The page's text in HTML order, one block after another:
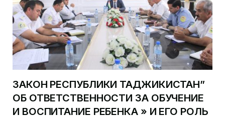
ЗАКОН РЕСПУБЛИКИ ТАДЖИКИСТАН”
ОБ ОТВЕТСТВЕННОСТИ ЗА ОБУЧЕНИЕ
И ВОСПИТАНИЕ РЕБЕНКА » И ЕГО РОЛЬ